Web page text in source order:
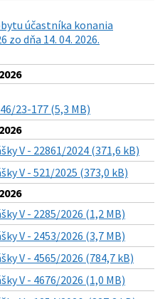
účastníka konania
zo dňa 14. 04. 2026.
23-177 (5,3 MB)
V - 22861/2024 (371,6 kB)
V - 521/2025 (373,0 kB)
V - 2285/2026 (1,2 MB)
V - 2453/2026 (3,7 MB)
V - 4565/2026 (784,7 kB)
V - 4676/2026 (1,0 MB)